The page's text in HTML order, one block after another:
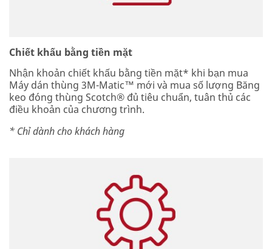
Chiết khấu bằng tiền mặt
Nhận khoản chiết khấu bằng tiền mặt* khi bạn mua
Máy dán thùng 3M-Matic™ mới và mua số lượng Băng
keo đóng thùng Scotch® đủ tiêu chuẩn, tuân thủ các
điều khoản của chương trình.
* Chỉ dành cho khách hàng